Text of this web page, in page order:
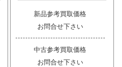
新品参考買取価格
お問合せ下さい
中古参考買取価格
お問合せ下さい